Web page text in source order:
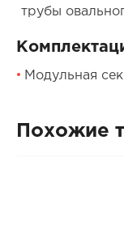
трубы
Модульная
Похожие